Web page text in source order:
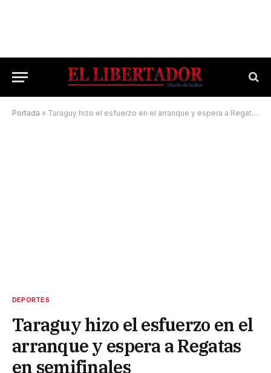
Portada » Taraguy hizo el esfuerzo en el arranque y espera a Regatas en semifinales
DEPORTES
Taraguy hizo el esfuerzo en el
arranque y espera a Regatas
en semifinales